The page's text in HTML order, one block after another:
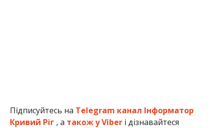
Підписуйтесь на Telegram канал Інформатор
Кривий Ріг , а також у Viberі дізнавайтеся